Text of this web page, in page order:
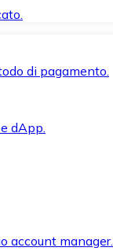
di pagamento.
dApp.
account manager.